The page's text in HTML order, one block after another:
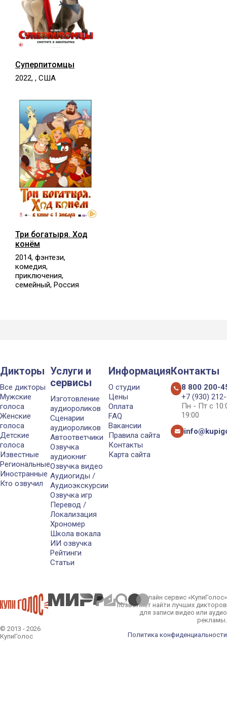
Суперпитомцы
2022, , США
Три богатыря. Ход
конём
2014, фэнтези,
комедия,
приключения,
семейный, Россия
Дикторы
Все дикторы
Мужские
голоса
Женские
голоса
Детские
голоса
Известные
Региональные
Иностранные
Кто озвучил
Услуги и
сервисы
Изготовление
аудиороликов
Сценарии
аудиороликов
Автоответчики
Озвучка
аудиокниг
Озвучка видео
Аудиогиды /
Аудиоэкскурсии
Озвучка игр
Перевод /
Локализация
Хрономер
Школа вокала
ИИ озвучка
Рейтинги
Статьи
Информация
О студии
Цены
Оплата
FAQ
Вакансии
Правила сайта
Контакты
Карта сайта
Контакты
8 800 200-
+7 (930)
Пн - Пт с
19:00
© 2013 - 2026
КупиГолос
Онлайн сервис «КупиГолос»
позволяет найти лучших дикторов
для записи видео или аудио
рекламы.
Политика конфиденциальности